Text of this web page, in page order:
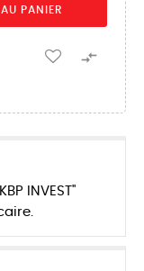
PANIER

INVEST"